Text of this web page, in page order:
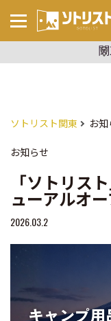
ソトリスト関東 お
お知らせ
「ソトリス
ューアルオ
2026.03.2
キーワードから探す
#タープ
#コット
#ビーチパーティー
#設営簡単
#イベント
テント・タープ
チェア・テーブル
調理用品
寝袋・マット
クーラーボックス